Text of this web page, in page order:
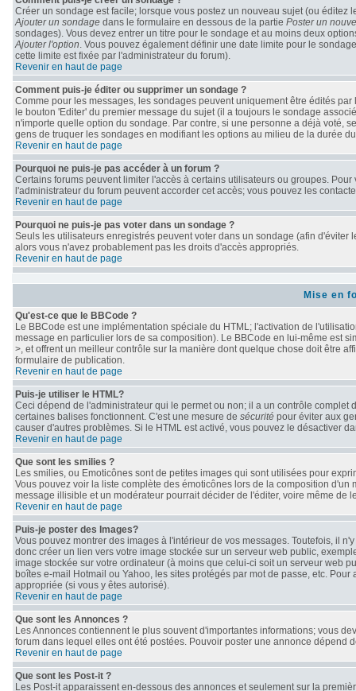
Créer un sondage est facile; lorsque vous postez un nouveau sujet (ou
Ajouter un sondage dans le formulaire en dessous de la partie Poster un
sondages). Vous devez entrer un titre pour le sondage et au moins deux
Ajouter l'option. Vous pouvez également définir une date limite pour le
cette limite est fixée par l'administrateur du forum).
Revenir en haut de page
Comment puis-je éditer ou supprimer un sondage ?
Comme pour les messages, les sondages peuvent uniquement être édités
le bouton 'Editer' du premier message du sujet (il a toujours le sondage
n'importe quelle option du sondage. Par contre, si une personne a déjà voté,
gens de truquer les sondages en modifiant les options au milieu de la durée
Revenir en haut de page
Pourquoi ne puis-je pas accéder à un forum ?
Certains forums peuvent limiter l'accès à certains utilisateurs ou groupes.
l'administrateur du forum peuvent accorder cet accès; vous pouvez les
Revenir en haut de page
Pourquoi ne puis-je pas voter dans un sondage ?
Seuls les utilisateurs enregistrés peuvent voter dans un sondage (afin
alors vous n'avez probablement pas les droits d'accès appropriés.
Revenir en haut de page
Mise en
Qu'est-ce que le BBCode ?
Le BBCode est une implémentation spéciale du HTML; l'activation de
message en particulier lors de sa composition). Le BBCode en lui-même est
>, et offrent un meilleur contrôle sur la manière dont quelque chose doit être
formulaire de publication.
Revenir en haut de page
Puis-je utiliser le HTML?
Ceci dépend de l'administrateur qui le permet ou non; il a un contrôle
certaines balises fonctionnent. C'est une mesure de sécurité pour éviter aux
causer d'autres problèmes. Si le HTML est activé, vous pouvez le désactiver
Revenir en haut de page
Que sont les smilies ?
Les smilies, ou Emoticônes sont de petites images qui sont utilisées pour
Vous pouvez voir la liste complète des émoticônes lors de la composition
message illisible et un modérateur pourrait décider de l'éditer, voire même de
Revenir en haut de page
Puis-je poster des Images?
Vous pouvez montrer des images à l'intérieur de vos messages. Toutefois, il
donc créer un lien vers votre image stockée sur un serveur web public,
image stockée sur votre ordinateur (à moins que celui-ci soit un serveur web
boîtes e-mail Hotmail ou Yahoo, les sites protégés par mot de passe, etc.
appropriée (si vous y êtes autorisé).
Revenir en haut de page
Que sont les Annonces ?
Les Annonces contiennent le plus souvent d'importantes informations; vous
forum dans lequel elles ont été postées. Pouvoir poster une annonce dépend
Revenir en haut de page
Que sont les Post-it ?
Les Post-it apparaissent en-dessous des annonces et seulement sur la